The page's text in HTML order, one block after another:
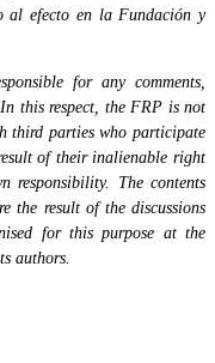
al efecto en la Fundación y
for any comments,
this respect, the FRP is not
third parties who participate
of their inalienable right
responsibility. The contents
the result of the discussions
for this purpose at the
authors.